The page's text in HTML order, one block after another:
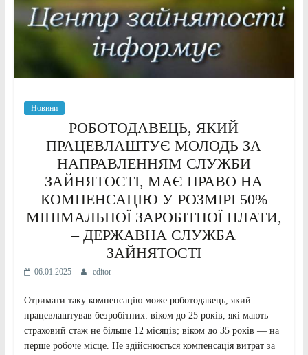
Новини
РОБОТОДАВЕЦЬ, ЯКИЙ
ПРАЦЕВЛАШТУЄ МОЛОДЬ ЗА
НАПРАВЛЕННЯМ СЛУЖБИ
ЗАЙНЯТОСТІ, МАЄ ПРАВО НА
КОМПЕНСАЦІЮ У РОЗМІРІ 50%
МІНІМАЛЬНОЇ ЗАРОБІТНОЇ ПЛАТИ,
– ДЕРЖАВНА СЛУЖБА
ЗАЙНЯТОСТІ
06.01.2025 editor
Отримати таку компенсацію може роботодавець, який
працевлаштував безробітних: віком до 25 років, які мають
страховий стаж не більше 12 місяців; віком до 35 років — на
перше робоче місце. Не здійснюється компенсація витрат за